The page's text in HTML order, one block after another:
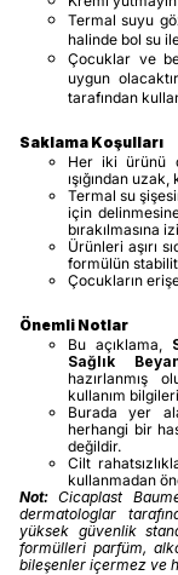
Termal suyu
halinde bol su
Çocuklar ve
uygun
tarafından
Saklama Koşulları
Her iki ürünü
ışığından
Termal su
için
bırakılmasına
Ürünleri aşırı
formülün
Çocukların
Önemli Notlar
Bu açıklama,
Sağlık
hazırlanmış
kullanım
Burada yer
herhangi bir
değildir.
Cilt
kullanmadan
Not: Cicaplast
dermatologlar
yüksek güvenlik
formülleri parfüm,
bileşenler içermez ve